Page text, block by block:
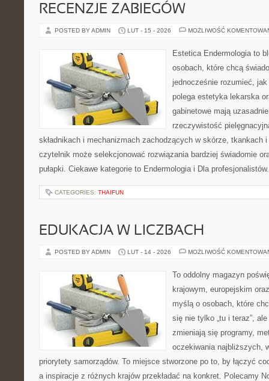
RECENZJE ZABIEGÓW
POSTED BY ADMIN LUT - 15 - 2026 MOŻLIWOŚĆ
Estetica Endermologia to
osobach, które chcą
jednocześnie rozumieć,
polega estetyka lekarska
gabinetowe mają
rzeczywistość
składnikach i mechanizmach zachodzących w skórze, tkankach
czytelnik może selekcjonować rozwiązania bardziej świadomie
pułapki. Ciekawe kategorie to Endermologia i Dla
CATEGORIES: THAIFUN
EDUKACJA W LICZBACH
POSTED BY ADMIN LUT - 14 - 2026 MOŻLIWOŚĆ
To oddolny magazyn
krajowym, europejskim
myślą o osobach, które
się nie tylko „tu i teraz”,
zmieniają się programy,
oczekiwania najbliższych,
priorytety samorządów. To miejsce stworzone po to, by łączyć
a inspiracje z różnych krajów przekładać na konkret. Polecamy